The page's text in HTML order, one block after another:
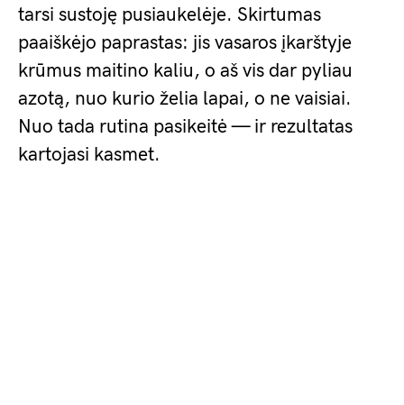
tarsi sustoję pusiaukelėje. Skirtumas
paaiškėjo paprastas: jis vasaros įkarštyje
krūmus maitino kaliu, o aš vis dar pyliau
azotą, nuo kurio želia lapai, o ne vaisiai.
Nuo tada rutina pasikeitė — ir rezultatas
kartojasi kasmet.